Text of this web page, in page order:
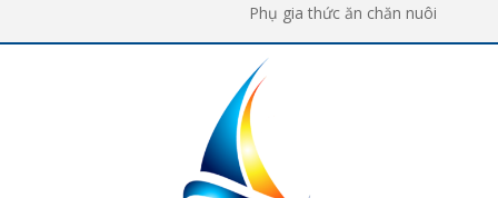
Phụ gia thức ăn chăn nuôi